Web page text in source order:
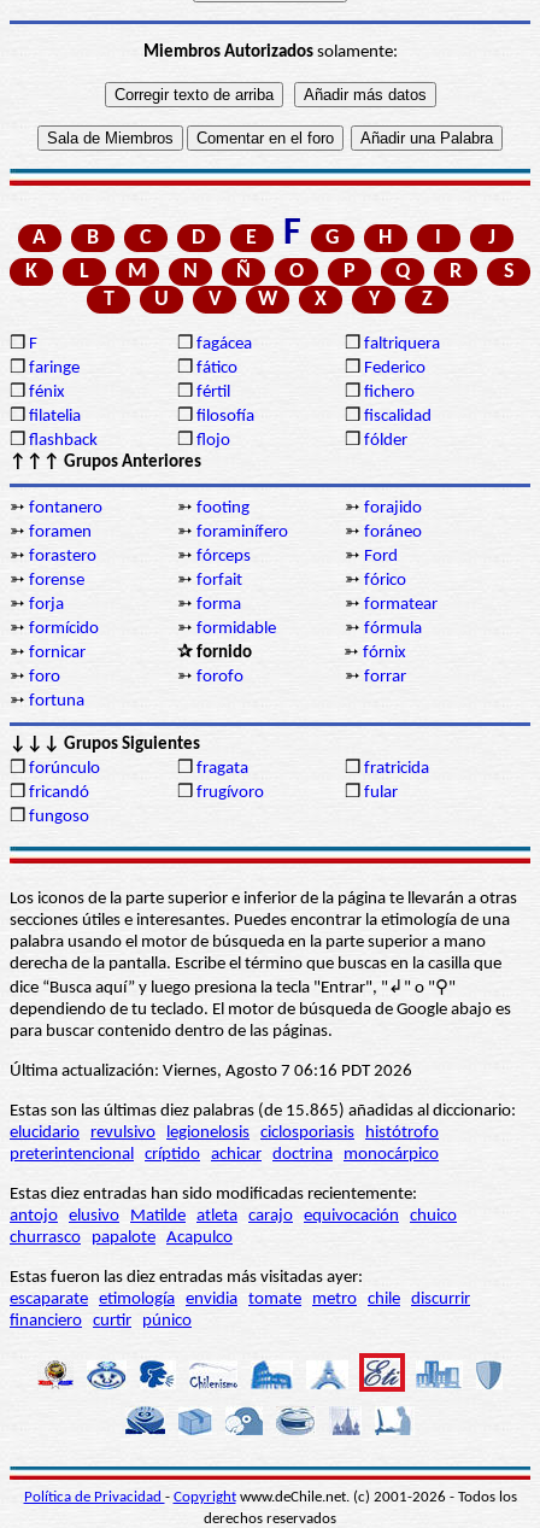
Miembros Autorizadossolamente:
A B C D E F G H I
J
K
L M N Ñ O P Q R
S
T
U V W X Y Z
❒ F ❒ fagácea ❒ faltriquera
❒ faringe ❒ fático ❒ Federico
❒ fénix ❒ fértil ❒ fichero
❒ filatelia ❒ filosofía ❒ fiscalidad
❒ flashback ❒ flojo ❒ fólder
↑↑↑ Grupos Anteriores
➳ fontanero ➳ footing ➳ forajido
➳ foramen ➳ foraminífero ➳ foráneo
➳ forastero ➳ fórceps ➳ Ford
➳ forense ➳ forfait ➳ fórico
➳ forja ➳ forma ➳ formatear
➳ formícido ➳ formidable ➳ fórmula
➳ fornicar ✰ fornido ➳ fórnix
➳ foro ➳ forofo ➳ forrar
➳ fortuna
↓↓↓ Grupos Siguientes
❒ forúnculo ❒ fragata ❒ fratricida
❒ fricandó ❒ frugívoro ❒ fular
❒ fungoso
Los iconos de la parte superior e inferior de la página te llevarán a otras
secciones útiles e interesantes. Puedes encontrar la etimología de una
palabra usando el motor de búsqueda en la parte superior a mano
derecha de la pantalla. Escribe el término que buscas en la casilla que
dice “Busca aquí” y luego presiona la tecla "Entrar", "↲" o "⚲"
dependiendo de tu teclado. El motor de búsqueda de Google abajo es
para buscar contenido dentro de las páginas.
Última actualización: Viernes, Agosto 7 06:16 PDT 2026
Estas son las últimas diez palabras (de 15.865) añadidas al diccionario:
elucidario
revulsivo legionelosis ciclosporiasis
histótrofo
preterintencional críptido achicar doctrina monocárpico
Estas diez entradas han sido modificadas recientemente:
antojo elusivo Matilde atleta carajo equivocación
chuico
churrasco
papalote Acapulco
Estas fueron las diez entradas más visitadas ayer:
escaparate etimología envidia tomate metro chile discurrir
financiero curtir púnico
Política de Privacidad - Copyrightwww.deChile.net. (c) 2001-2026 - Todos los
derechos reservados